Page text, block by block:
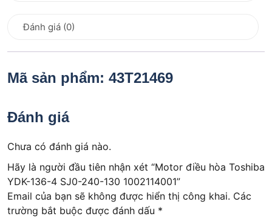
Đánh giá (0)
Mã sản phẩm: 43T21469
Đánh giá
Chưa có đánh giá nào.
Hãy là người đầu tiên nhận xét “Motor điều hòa Toshiba
YDK-136-4 SJ0-240-130 1002114001”
Email của bạn sẽ không được hiển thị công khai. Các
trường bắt buộc được đánh dấu *